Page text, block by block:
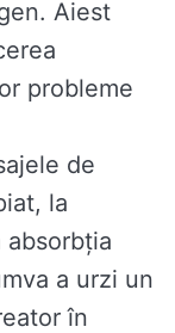
Aiest
probleme
de
la
a urzi un
în